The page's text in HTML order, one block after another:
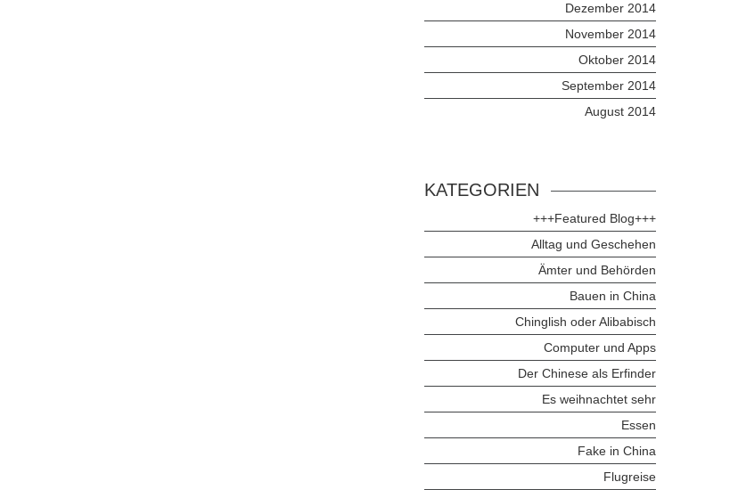
Dezember 2014
November 2014
Oktober 2014
September 2014
August 2014
KATEGORIEN
+++Featured Blog+++
Alltag und Geschehen
Ämter und Behörden
Bauen in China
Chinglish oder Alibabisch
Computer und Apps
Der Chinese als Erfinder
Es weihnachtet sehr
Essen
Fake in China
Flugreise